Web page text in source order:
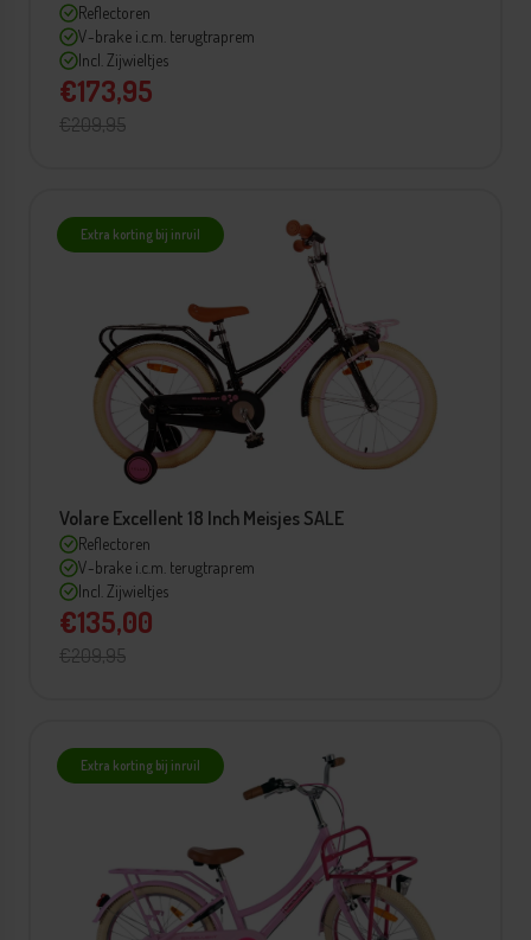
Reflectoren
V-brake i.c.m. terugtraprem
Incl. Zijwieltjes
€173,95
€209,95
Extra korting bij inruil
Volare Excellent 18 Inch Meisjes SALE
Reflectoren
V-brake i.c.m. terugtraprem
Incl. Zijwieltjes
€135,00
€209,95
Extra korting bij inruil